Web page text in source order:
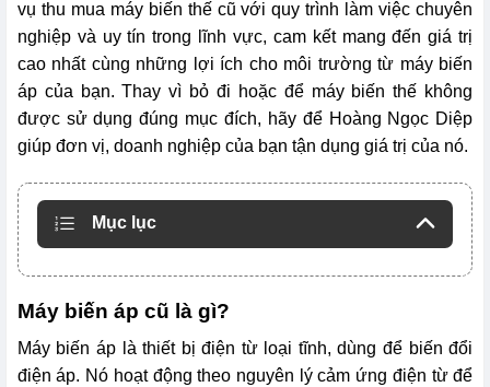
vụ thu mua máy biến thế cũ với quy trình làm việc chuyên
nghiệp và uy tín trong lĩnh vực, cam kết mang đến giá trị
cao nhất cùng những lợi ích cho môi trường từ máy biến
áp của bạn. Thay vì bỏ đi hoặc để máy biến thế không
được sử dụng đúng mục đích, hãy để Hoàng Ngọc Diệp
giúp đơn vị, doanh nghiệp của bạn tận dụng giá trị của nó.
Mục lục
Máy biến áp cũ là gì?
Máy biến áp là thiết bị điện từ loại tĩnh, dùng để biến đổi
điện áp. Nó hoạt động theo nguyên lý cảm ứng điện từ để